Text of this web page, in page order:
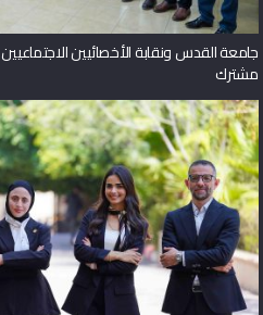
جامعة القدس ونقابة الأخصائيين
مشترك